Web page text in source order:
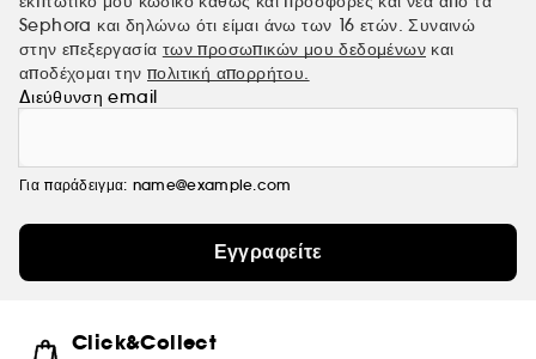
Sephora και δηλώνω ότι είμαι άνω των 16 ετών. Συναινώ
στην επεξεργασία των προσωπικών μου δεδομένων και
αποδέχομαι την πολιτική απορρήτου.
Διεύθυνση email
Για παράδειγμα: name@example.com
Εγγραφείτε
Click&Collect